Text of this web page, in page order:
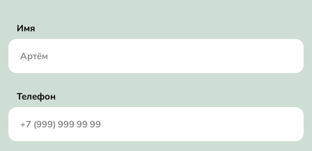
Имя
Телефон